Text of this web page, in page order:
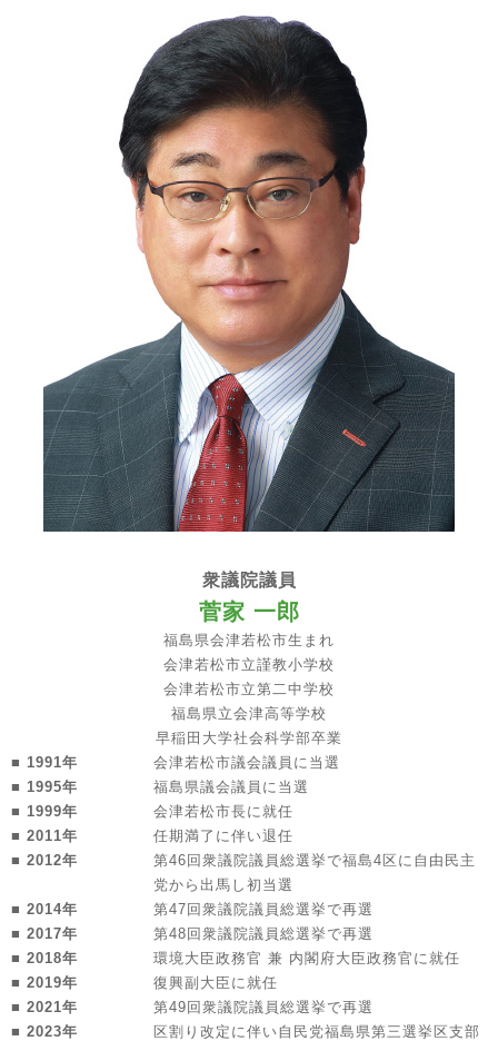
衆議院議員
菅家 一郎
福島県会津若松市生まれ
会津若松市立謹教小学校
会津若松市立第二中学校
福島県立会津高等学校
早稲田大学社会科学部卒業
■ 1991年
会津若松市議会議員に当選
■ 1995年
福島県議会議員に当選
■ 1999年
会津若松市長に就任
■ 2011年
任期満了に伴い退任
■ 2012年
第46回衆議院議員総選挙で福島4区に自由民主
党から出馬し初当選
■ 2014年
第47回衆議院議員総選挙で再選
■ 2017年
第48回衆議院議員総選挙で再選
■ 2018年
環境大臣政務官 兼 内閣府大臣政務官に就任
■ 2019年
復興副大臣に就任
■ 2021年
第49回衆議院議員総選挙で再選
■ 2023年
区割り改定に伴い自民党福島県第三選挙区支部